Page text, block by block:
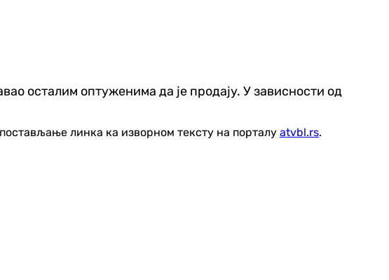
осталим оптуженима да је продају. У зависности од
линка ка изворном тексту на порталу atvbl.rs.